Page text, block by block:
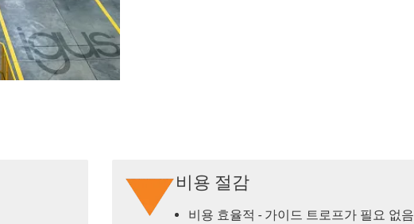
비용 절감
비용 효율적 - 가이드 트로프가 필요 없음